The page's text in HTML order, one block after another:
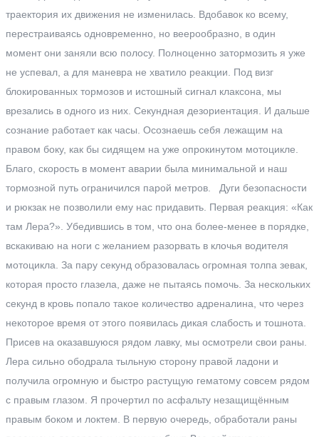
траектория их движения не изменилась. Вдобавок ко всему,
перестраиваясь одновременно, но веерообразно, в один
момент они заняли всю полосу. Полноценно затормозить я уже
не успевал, а для маневра не хватило реакции. Под визг
блокированных тормозов и истошный сигнал клаксона, мы
врезались в одного из них. Секундная дезориентация. И дальше
сознание работает как часы. Осознаешь себя лежащим на
правом боку, как бы сидящем на уже опрокинутом мотоцикле.
Благо, скорость в момент аварии была минимальной и наш
тормозной путь ограничился парой метров. Дуги безопасности
и рюкзак не позволили ему нас придавить. Первая реакция: «Как
там Лера?». Убедившись в том, что она более-менее в порядке,
вскакиваю на ноги с желанием разорвать в клочья водителя
мотоцикла. За пару секунд образовалась огромная толпа зевак,
которая просто глазела, даже не пытаясь помочь. За нескольких
секунд в кровь попало такое количество адреналина, что через
некоторое время от этого появилась дикая слабость и тошнота.
Присев на оказавшуюся рядом лавку, мы осмотрели свои раны.
Лера сильно ободрала тыльную сторону правой ладони и
получила огромную и быстро растущую гематому совсем рядом
с правым глазом. Я прочертил по асфальту незащищённым
правым боком и локтем. В первую очередь, обработали раны